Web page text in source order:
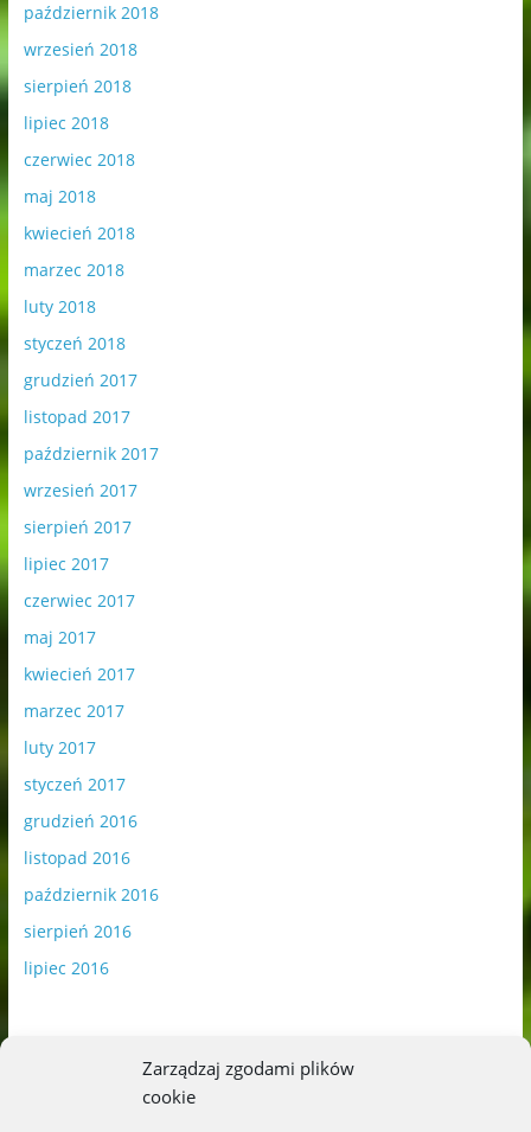
Zarządzaj zgodami plików
cookie
październik 2018
wrzesień 2018
sierpień 2018
lipiec 2018
czerwiec 2018
maj 2018
kwiecień 2018
marzec 2018
luty 2018
styczeń 2018
grudzień 2017
listopad 2017
październik 2017
wrzesień 2017
sierpień 2017
lipiec 2017
czerwiec 2017
maj 2017
kwiecień 2017
marzec 2017
luty 2017
styczeń 2017
grudzień 2016
listopad 2016
październik 2016
sierpień 2016
lipiec 2016